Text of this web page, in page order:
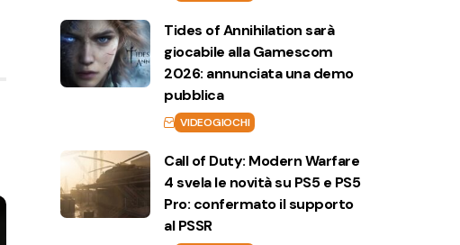
Tides of Annihilation sarà
giocabile alla Gamescom
2026: annunciata una demo
pubblica
VIDEOGIOCHI
Call of Duty: Modern Warfare
4 svela le novità su PS5 e PS5
Pro: confermato il supporto
al PSSR